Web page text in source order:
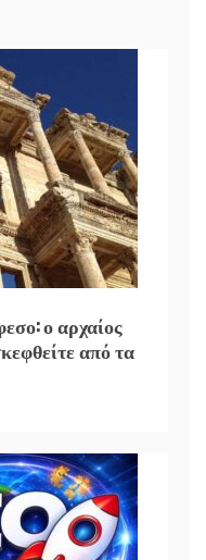
ο αρχαίος
από τα